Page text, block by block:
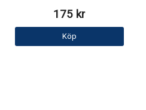
175 kr
Köp